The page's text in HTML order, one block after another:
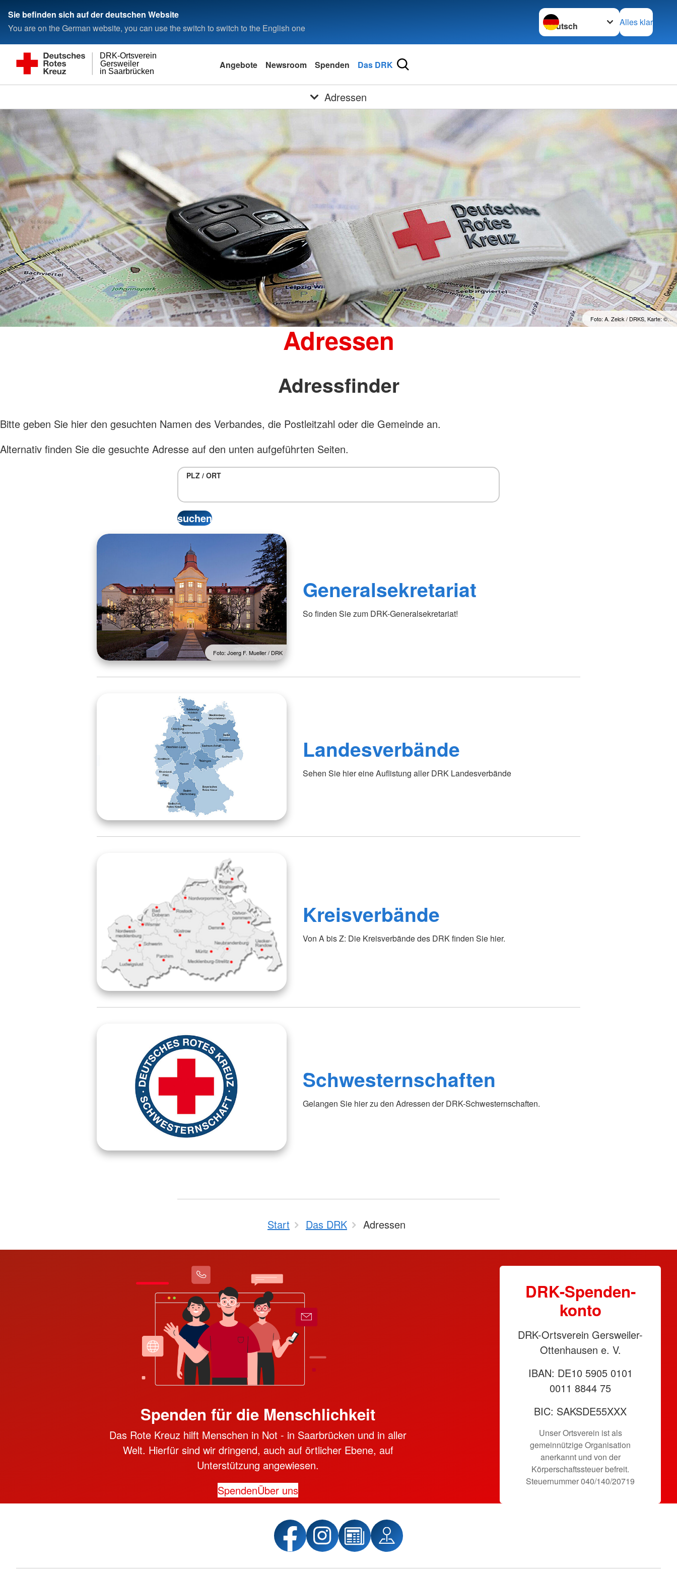
Sie befinden sich auf der deutschen Website
You are on the German website, you can use the switch to switch to the English one
Sprache wechseln zu
Alles klar
in Saarbrücken
Gersweiler
DRK-Ortsverein
Angebote Newsroom Spenden Das DRK
Adressen
Foto: A. Zelck / DRKS, Karte: ©…
Adressen
Adressfinder
Bitte geben Sie hier den gesuchten Namen des Verbandes, die Postleitzahl oder die Gemeinde an.
Alternativ finden Sie die gesuchte Adresse auf den unten aufgeführten Seiten.
PLZ / ORT
Foto: Joerg F. Mueller / DRK
Generalsekretariat
So finden Sie zum DRK-Generalsekretariat!
Landesverbände
Sehen Sie hier eine Auflistung aller DRK Landesverbände
Kreisverbände
Von A bis Z: Die Kreisverbände des DRK finden Sie hier.
Schwesternschaften
Gelangen Sie hier zu den Adressen der DRK-Schwesternschaften.
Start Das DRK Adressen
Spenden für die Menschlichkeit
Das Rote Kreuz hilft Menschen in Not - in Saarbrücken und in aller
Welt. Hierfür sind wir dringend, auch auf örtlicher Ebene, auf
Unterstützung angewiesen.
SpendenÜber uns
DRK-Spen­den­
konto
DRK-Ortsverein Gersweiler-
Ottenhausen e. V.
IBAN: DE10 5905 0101
0011 8844 75
BIC: SAKSDE55XXX
Unser Ortsverein ist als
gemeinnützige Organisation
anerkannt und von der
Körper­schafts­steuer befreit.
Steuernummer 040/140/20719